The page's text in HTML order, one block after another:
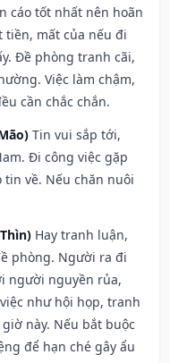
cáo tốt nhất nên hoãn
tiền, mất của nếu đi
Đề phòng tranh cãi,
Việc làm chậm,
cần chắc chắn.
Tin vui sắp tới,
Đi công việc gặp
về. Nếu chăn nuôi
Hay tranh luận,
phòng. Người ra đi
người nguyền rủa,
như hội họp, tranh
này. Nếu bắt buộc
để hạn ché gây ẩu